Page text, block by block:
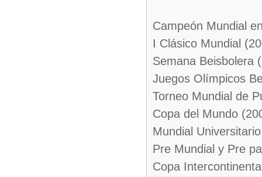
Campeón Mundial
I Clásico Mundial
Semana Beisbolera
Juegos Olímpicos
Torneo Mundial de
Copa del Mundo
Mundial
Pre Mundial y Pre
Copa